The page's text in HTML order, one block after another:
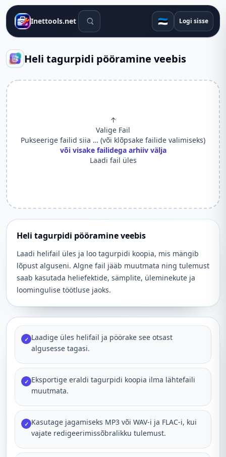
Inettools.net Otsingutööriistad 🇪🇪 Logi sisse
Heli tagurpidi pööramine veebis
↑
Valige Fail
Pukseerige failid siia … (või klõpsake failide valimiseks)
või visake failidega arhiiv välja
Laadi fail üles
Heli tagurpidi pööramine veebis
Laadi helifail üles ja loo tagurpidi koopia, mis mängib
lõpust alguseni. Algne fail jääb muutmata ning tulemust
saab kasutada heliefektide, sämplite, üleminekute ja
loomingulise töötluse jaoks.
✓ Laadige üles helifail ja pöörake see otsast
algusesse tagasi.
✓ Eksportige eraldi tagurpidi koopia ilma lähtefaili
muutmata.
✓ Kasutage jagamiseks MP3 või WAV-i ja FLAC-i, kui
vajate redigeerimissõbralikku tulemust.